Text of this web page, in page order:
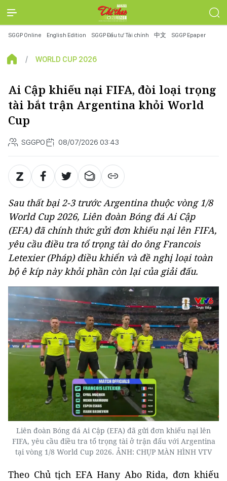
SGGP Online English Edition SGGP Đầu tư Tài chính 中文 SGGP Epaper
WORLD CUP 2026
Ai Cập khiếu nại FIFA, đòi loại trọng
tài bắt trận Argentina khỏi World
Cup
SGGPO 08/07/2026 03:43
Sau thất bại 2-3 trước Argentina thuộc vòng 1/8
World Cup 2026, Liên đoàn Bóng đá Ai Cập
(EFA) đã chính thức gửi đơn khiếu nại lên FIFA,
yêu cầu điều tra tổ trọng tài do ông Francois
Letexier (Pháp) điều khiển và đề nghị loại toàn
bộ ê kíp này khỏi phần còn lại của giải đấu.
Liên đoàn Bóng đá Ai Cập (EFA) đã gửi đơn khiếu nại lên
FIFA, yêu cầu điều tra tổ trọng tài ở trận đấu với Argentina
tại vòng 1/8 World Cup 2026. ẢNH: CHỤP MÀN HÌNH VTV
Theo Chủ tịch EFA Hany Abo Rida, đơn khiếu